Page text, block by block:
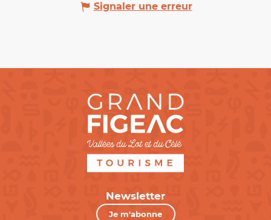
Signaler une erreur
Newsletter
Je m'abonne